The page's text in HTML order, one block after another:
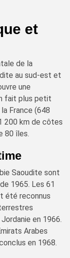
et
de la
au sud-est et
une
fait plus petit
France (648
200 km de côtes
80 îles.
Saoudite sont
1965. Les 61
été reconnus
en 1966.
Arabes
en 1968.